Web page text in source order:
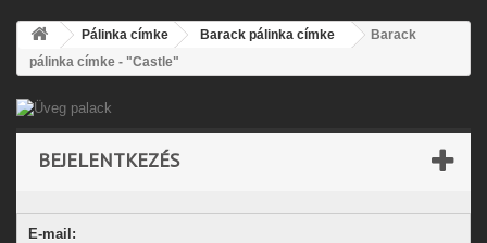
Pálinka címke Barack pálinka címke
Barack
pálinka címke - "Castle"
BEJELENTKEZÉS
E-mail: